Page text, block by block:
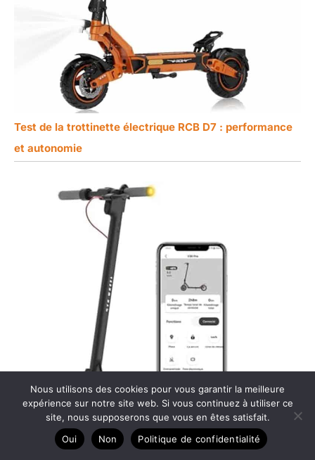
Test de la trottinette électrique RCB D7 : performance
et autonomie
Nous utilisons des cookies pour vous garantir la meilleure
expérience sur notre site web. Si vous continuez à utiliser ce
site, nous supposerons que vous en êtes satisfait.
Oui
Non Politique de confidentialité